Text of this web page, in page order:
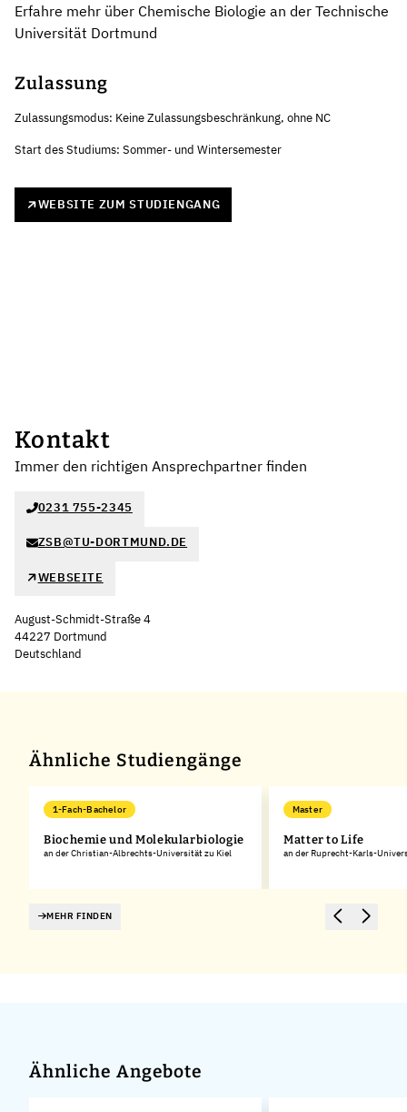
Erfahre mehr über Chemische Biologie an der Technische
Universität Dortmund
Zulassung
Zulassungsmodus: Keine Zulassungsbeschränkung, ohne NC
Start des Studiums: Sommer- und Wintersemester
WEBSITE ZUM STUDIENGANG
Kontakt
Immer den richtigen Ansprechpartner finden
0231 755-2345
ZSB@TU-DORTMUND.DE
WEBSEITE
August-Schmidt-Straße 4
44227 Dortmund
Deutschland
Ähnliche Studiengänge
1-Fach-Bachelor
Biochemie und Molekularbiologie
an der Christian-Albrechts-Universität zu Kiel
Master
Matter to Life
an der Ruprecht-Karls-
MEHR FINDEN
Ähnliche Angebote